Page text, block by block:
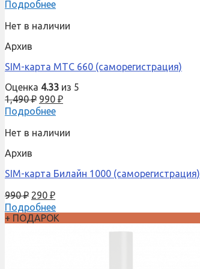
Подробнее
Нет в наличии
Архив
SIM-карта МТС 660 (саморегистрация)
Оценка 4.33 из 5
1,490₽ 990 ₽
Подробнее
Нет в наличии
Архив
SIM-карта Билайн 1000 (саморегистрация)
990₽ 290 ₽
Подробнее
+ ПОДАРОК